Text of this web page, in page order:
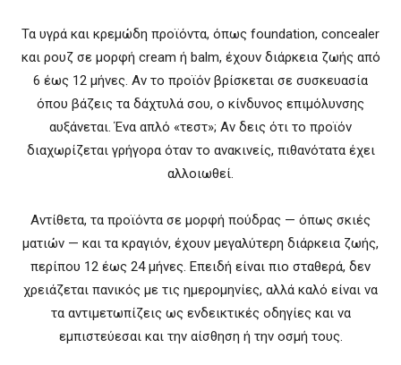
Τα υγρά και κρεμώδη προϊόντα, όπως foundation, concealer
και ρουζ σε μορφή cream ή balm, έχουν διάρκεια ζωής από
6 έως 12 μήνες. Αν το προϊόν βρίσκεται σε συσκευασία
όπου βάζεις τα δάχτυλά σου, ο κίνδυνος επιμόλυνσης
αυξάνεται. Ένα απλό «τεστ»; Αν δεις ότι το προϊόν
διαχωρίζεται γρήγορα όταν το ανακινείς, πιθανότατα έχει
αλλοιωθεί.
Αντίθετα, τα προϊόντα σε μορφή πούδρας — όπως σκιές
ματιών — και τα κραγιόν, έχουν μεγαλύτερη διάρκεια ζωής,
περίπου 12 έως 24 μήνες. Επειδή είναι πιο σταθερά, δεν
χρειάζεται πανικός με τις ημερομηνίες, αλλά καλό είναι να
τα αντιμετωπίζεις ως ενδεικτικές οδηγίες και να
εμπιστεύεσαι και την αίσθηση ή την οσμή τους.